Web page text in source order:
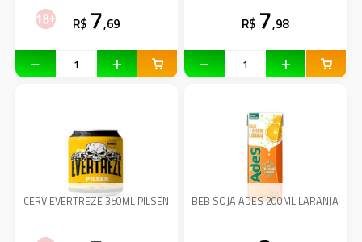
R$ 7,69 R$ 7,98
CERV EVERTREZE 350ML PILSEN BEB SOJA ADES 200ML LARANJA